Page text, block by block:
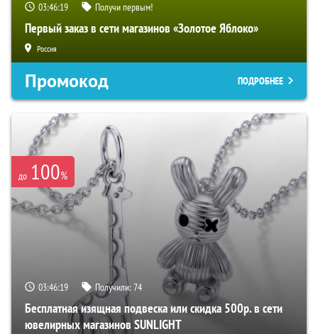
03:46:18 Получи первым!
Первый заказ в сети магазинов «Золотое Яблоко»
Россия
Промокод ПОДРОБНЕЕ
до 100%
03:46:18 Получили:74
Бесплатная изящная подвеска или скидка 500р. в сети
ювелирных магазинов SUNLIGHT